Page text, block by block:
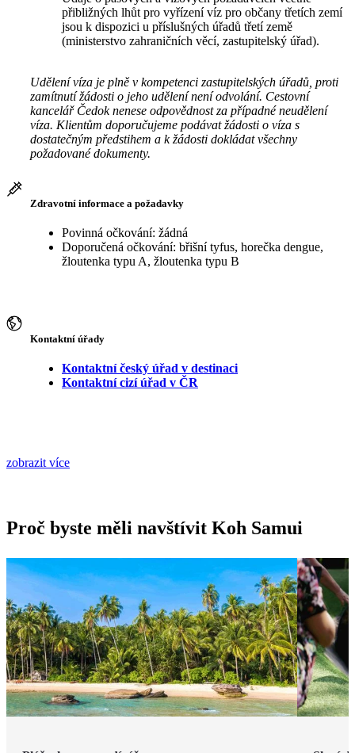
přibližných lhůt pro vyřízení víz pro občany třetích zemí
jsou k dispozici u příslušných úřadů třetí země
(ministerstvo zahraničních věcí, zastupitelský úřad).
Udělení víza je plně v kompetenci zastupitelských úřadů, proti
zamítnutí žádosti o jeho udělení není odvolání. Cestovní
kancelář Čedok nenese odpovědnost za případné neudělení
víza. Klientům doporučujeme podávat žádosti o víza s
dostatečným předstihem a k žádosti dokládat všechny
požadované dokumenty.
Zdravotní informace a požadavky
Povinná očkování: žádná
Doporučená očkování: břišní tyfus, horečka dengue,
žloutenka typu A, žloutenka typu B
Kontaktní úřady
Kontaktní český úřad v destinaci
Kontaktní cizí úřad v ČR
zobrazit více
Proč byste měli navštívit Koh Samui